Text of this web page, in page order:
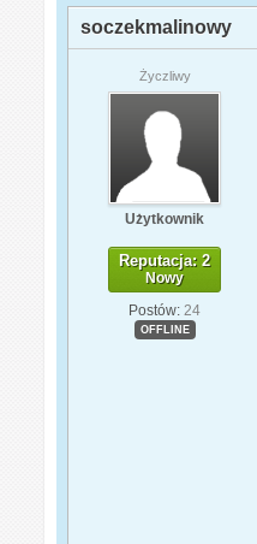
soczekmalinowy
Życzliwy
Użytkownik
Reputacja: 2
Nowy
Postów: 24
OFFLINE